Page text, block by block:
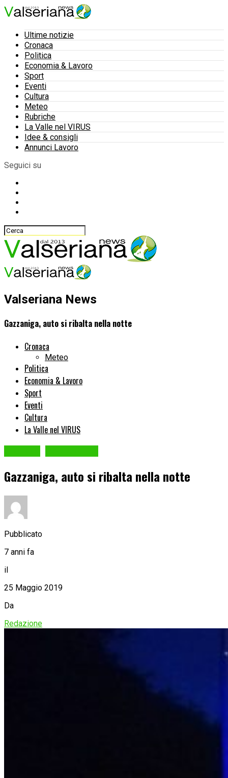
Ultime notizie
Cronaca
Politica
Economia & Lavoro
Sport
Eventi
Cultura
Meteo
Rubriche
La Valle nel VIRUS
Idee & consigli
Annunci Lavoro
Seguici su
Valseriana News
Gazzaniga, auto si ribalta nella notte
Cronaca
Meteo
Politica
Economia & Lavoro
Sport
Eventi
Cultura
La Valle nel VIRUS
Gazzaniga, auto si ribalta nella notte
Pubblicato
7 anni fa
il
25 Maggio 2019
Da
Redazione